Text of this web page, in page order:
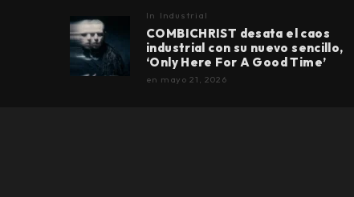
In Industrial
COMBICHRIST desata el caos
industrial con su nuevo sencillo,
‘Only Here For A Good Time’
en mayo 21, 2026